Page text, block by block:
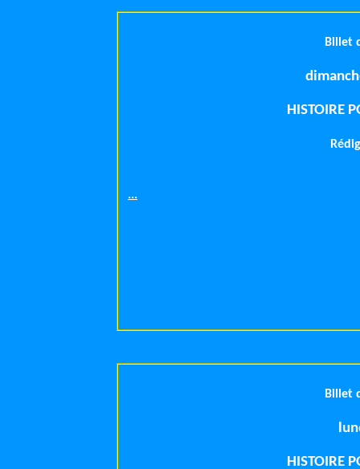
Billet
HISTOIRE
...
Billet
HISTOIRE